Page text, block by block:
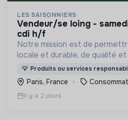
LES SAISONNIERS
vendeur/se loing - samedi+dimanche+lundi
cdi h/f
Notre mission est de
locale et durable, de qualité
abordable.
💡 Produits ou services
Paris, France
Il y a 2 jours